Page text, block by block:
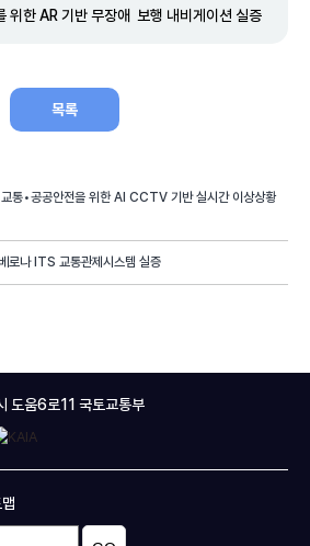
위한 AR 기반 무장애 보행 내비게이션 실증
목록
교통•공공안전을 위한 AI CCTV 기반 실시간 이상상황
로나 ITS 교통관제시스템 실증
도움6로11 국토교통부